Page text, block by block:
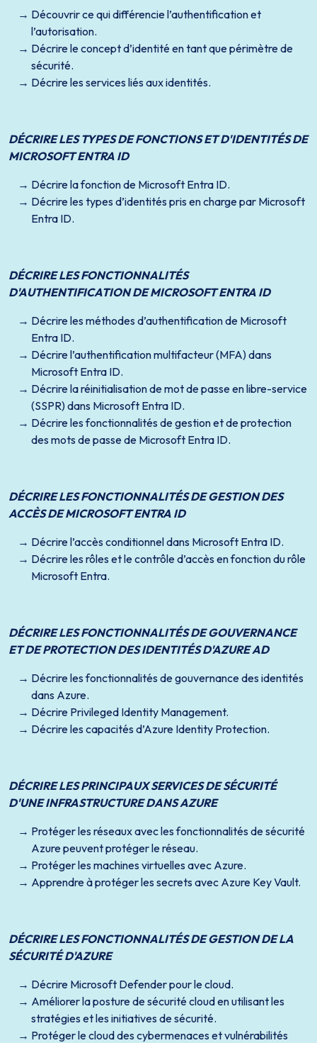
Découvrir ce qui différencie l’authentification et
l’autorisation.
Décrire le concept d’identité en tant que périmètre de
sécurité.
Décrire les services liés aux identités.
DÉCRIRE LES TYPES DE FONCTIONS ET D'IDENTITÉS DE
MICROSOFT ENTRA ID
Décrire la fonction de Microsoft Entra ID.
Décrire les types d’identités pris en charge par Microsoft
Entra ID.
DÉCRIRE LES FONCTIONNALITÉS
D'AUTHENTIFICATION DE MICROSOFT ENTRA ID
Décrire les méthodes d’authentification de Microsoft
Entra ID.
Décrire l’authentification multifacteur (MFA) dans
Microsoft Entra ID.
Décrire la réinitialisation de mot de passe en libre-service
(SSPR) dans Microsoft Entra ID.
Décrire les fonctionnalités de gestion et de protection
des mots de passe de Microsoft Entra ID.
DÉCRIRE LES FONCTIONNALITÉS DE GESTION DES
ACCÈS DE MICROSOFT ENTRA ID
Décrire l’accès conditionnel dans Microsoft Entra ID.
Décrire les rôles et le contrôle d’accès en fonction du rôle
Microsoft Entra.
DÉCRIRE LES FONCTIONNALITÉS DE GOUVERNANCE
ET DE PROTECTION DES IDENTITÉS D'AZURE AD
Décrire les fonctionnalités de gouvernance des identités
dans Azure.
Décrire Privileged Identity Management.
Décrire les capacités d’Azure Identity Protection.
DÉCRIRE LES PRINCIPAUX SERVICES DE SÉCURITÉ
D'UNE INFRASTRUCTURE DANS AZURE
Protéger les réseaux avec les fonctionnalités de sécurité
Azure peuvent protéger le réseau.
Protéger les machines virtuelles avec Azure.
Apprendre à protéger les secrets avec Azure Key Vault.
DÉCRIRE LES FONCTIONNALITÉS DE GESTION DE LA
SÉCURITÉ D'AZURE
Décrire Microsoft Defender pour le cloud.
Améliorer la posture de sécurité cloud en utilisant les
stratégies et les initiatives de sécurité.
Protéger le cloud des cybermenaces et vulnérabilités